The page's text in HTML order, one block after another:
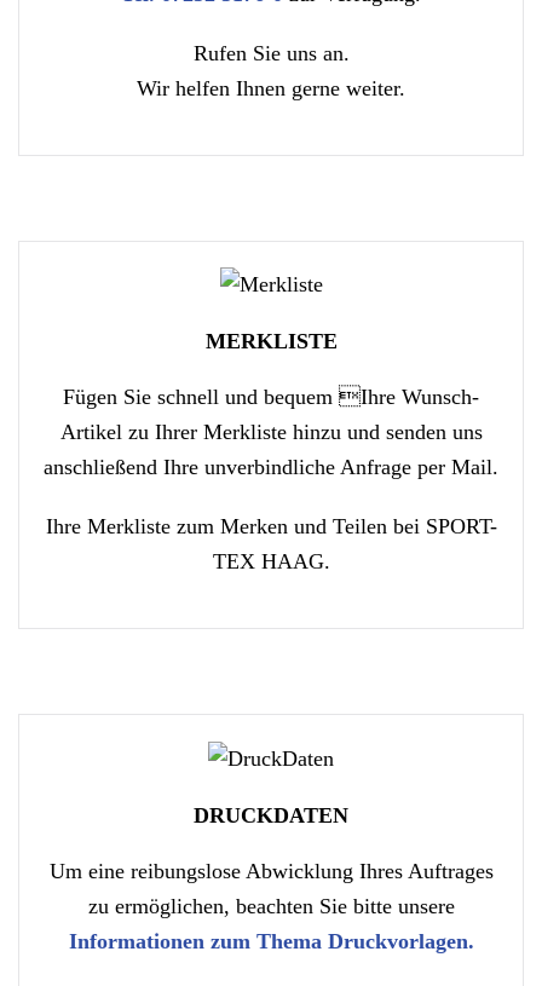
Rufen Sie uns an.
Wir helfen Ihnen gerne weiter.
MERKLISTE
Fügen Sie schnell und bequem Ihre Wunsch-
Artikel zu Ihrer Merkliste hinzu und senden uns
anschließend Ihre unverbindliche Anfrage per Mail.
Ihre Merkliste zum Merken und Teilen bei SPORT-
TEX HAAG.
DRUCKDATEN
Um eine reibungslose Abwicklung Ihres Auftrages
zu ermöglichen, beachten Sie bitte unsere
Informationen zum Thema Druckvorlagen.